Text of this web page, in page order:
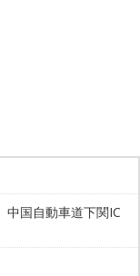
中国自動車道下関IC